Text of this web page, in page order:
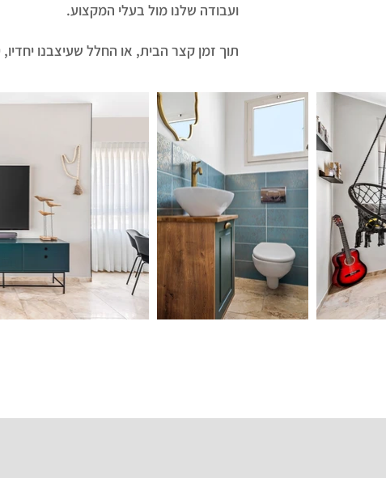
ועבודה שלנו מול בעלי המקצוע.
תוך זמן קצר הבית, או החלל שעיצבנו